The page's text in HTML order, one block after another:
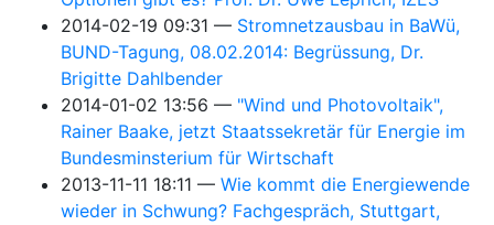
2014-02-19 09:31
Stromnetzausbau in BaWü,
BUND-Tagung, 08.02.2014: Begrüssung, Dr.
Brigitte Dahlbender
2014-01-02 13:56
"Wind und Photovoltaik",
Rainer Baake, jetzt Staatssekretär für Energie im
Bundesminsterium für Wirtschaft
2013-11-11 18:11
Wie kommt die Energiewende
wieder in Schwung? Fachgespräch, Stuttgart,